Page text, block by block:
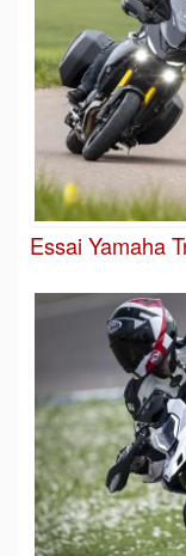
Essai Yamaha